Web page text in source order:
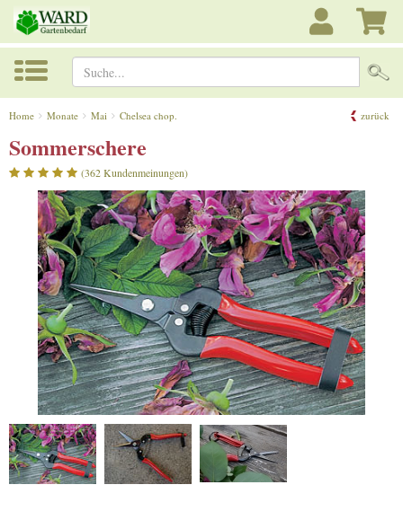
Suche...
Home Monate Mai Chelsea chop. zurück
Sommerschere
(362 Kundenmeinungen)